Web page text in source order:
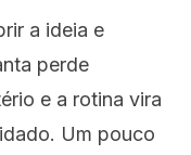
a ideia e
perde
e a rotina vira
Um pouco